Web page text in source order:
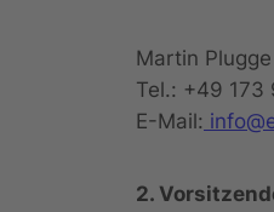
Martin Plugge
Tel.: +49 173
E-Mail:
2.